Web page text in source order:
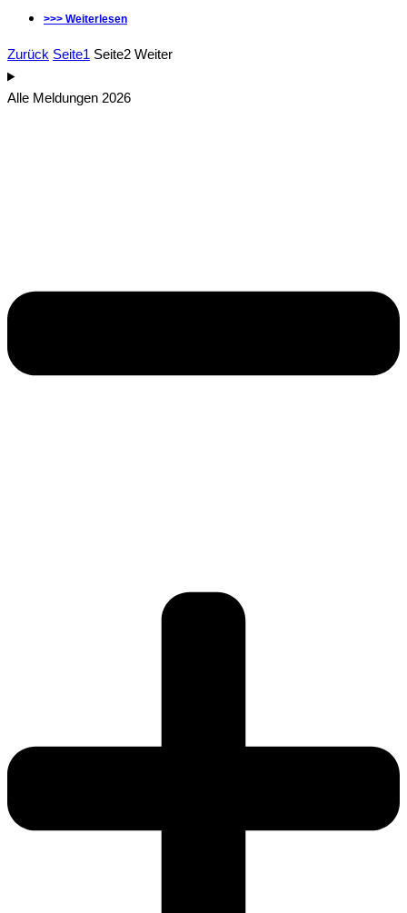
>>> Weiterlesen
Zurück Seite1 Seite2 Weiter
Alle Meldungen 2026